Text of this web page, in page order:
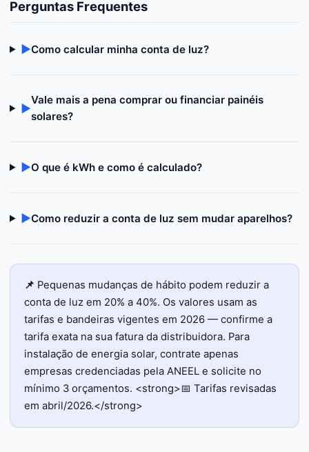
Perguntas Frequentes
▶Como calcular minha conta de luz?
▶
Vale mais a pena comprar ou financiar painéis
solares?
▶O que é kWh e como é calculado?
▶Como reduzir a conta de luz sem mudar aparelhos?
📌 Pequenas mudanças de hábito podem reduzir a
conta de luz em 20% a 40%. Os valores usam as
tarifas e bandeiras vigentes em 2026 — confirme a
tarifa exata na sua fatura da distribuidora. Para
instalação de energia solar, contrate apenas
empresas credenciadas pela ANEEL e solicite no
mínimo 3 orçamentos. <strong>📅 Tarifas revisadas
em abril/2026.</strong>